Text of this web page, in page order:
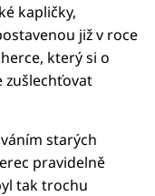
kapličky,
již v roce
který si o
zušlechťovat
starých
pravidelně
tak trochu